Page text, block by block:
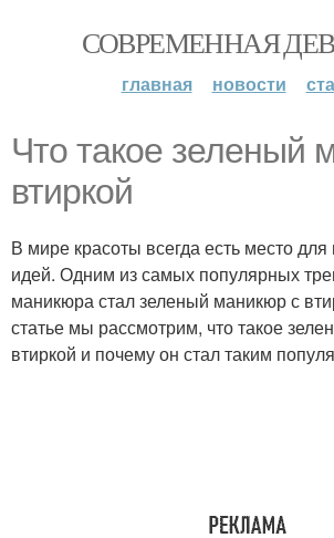
СОВРЕМЕННАЯ
главная новости
Что такое зеленый
втиркой
В мире красоты всегда есть место
идей. Одним из самых популярных
маникюра стал зеленый маникюр с
статье мы рассмотрим, что такое
втиркой и почему он стал таким